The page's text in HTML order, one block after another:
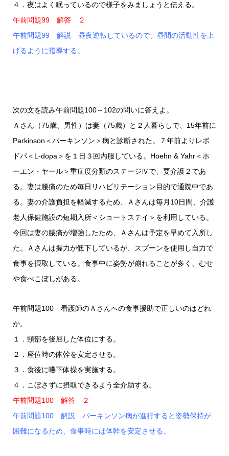
４．夜はよく眠っているので様子をみましょうと伝える。
午前問題99 解答 ２
午前問題99 解説 昼夜逆転しているので、昼間の活動性を上
げるように指導する。
次の文を読み午前問題100～102の問いに答えよ。
Ａさん（75歳、男性）は妻（75歳）と２人暮らしで、15年前に
Parkinson＜パーキンソン＞病と診断された。７年前よりレボ
ドパ＜L-dopa＞を１日３回内服している。Hoehn & Yahr＜ホ
ーエン・ヤール＞重症度分類のステージⅣで、要介護２であ
る。妻は腰痛のため毎日リハビリテーション目的で通院中であ
る。妻の介護負担を軽減するため、Ａさんは毎月10日間、介護
老人保健施設の短期入所＜ショートステイ＞を利用している。
今回は妻の腰痛が増強したため、Ａさんは予定を早めて入所し
た。Ａさんは握力が低下しているが、スプーンを使用し自力で
食事を摂取している。食事中に姿勢が崩れることが多く、むせ
や食べこぼしがある。
午前問題100 看護師のＡさんへの食事援助で正しいのはどれ
か。
１．頸部を後屈した体位にする。
２．座位時の体幹を安定させる。
３．食後に嚥下体操を実施する。
４．こぼさずに摂取できるよう全介助する。
午前問題100 解答 ２
午前問題100 解説 パーキンソン病が進行すると姿勢保持が
困難になるため、食事時には体幹を安定させる。